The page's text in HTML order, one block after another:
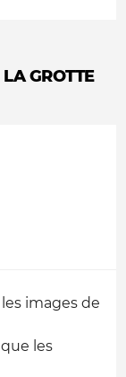
GROTTE
images de
les